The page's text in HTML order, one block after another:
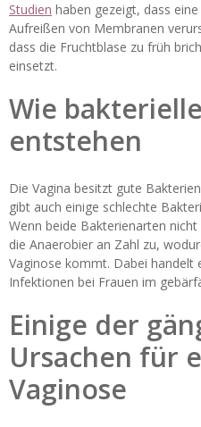
Studien haben gezeigt, dass
Aufreißen von Membranen
dass die Fruchtblase zu früh
einsetzt.
Wie
entstehen
Die Vagina besitzt gute
gibt auch einige schlechte
Wenn beide Bakterienarten
die Anaerobier an Zahl zu,
Vaginose kommt. Dabei handelt
Infektionen bei Frauen im
Einige der
Ursachen für
Vaginose